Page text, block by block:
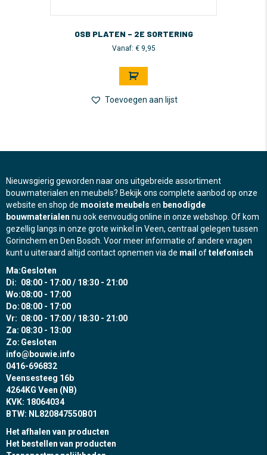
OSB PLATEN – 2E SORTERING
Vanaf: €9,95
heeft
meerdere
op
de
productpagina
Toevoegen aan lijst
Nieuwsgierig geworden naar ons uitgebreide assortiment
bouwmaterialen en meubels? Bekijk ons complete aanbod op onze
website en shop de mooiste meubels en benodigde
bouwmaterialen nu ook eenvoudig online in onze webshop. Of kom
gezellig langs in onze grote winkel in Veen, centraal gelegen tussen
Gorinchem en Den Bosch. Voor meer informatie of andere vragen
kunt u uiteraard altijd contact opnemen via de mail oftelefonisch
Ma:Gesloten
Di: 08:00 - 17:00 / 18:30 - 21:00
Wo:08:00 - 17:00
Do: 08:00 - 17:00
Vr: 08:00 - 17:00 / 18:30 - 21:00
Za: 08:30 - 13:00
Zo: Gesloten
info@bouwie.info
0416-696832
Veensesteeg 16b
4264KG Veen (NB)
KVK: 18064034
BTW: NL820847550B01
Het afhalen van producten
Het bestellen van producten